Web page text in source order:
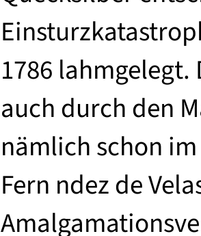
1786
auch durch den
nämlich schon
Fern ndez de